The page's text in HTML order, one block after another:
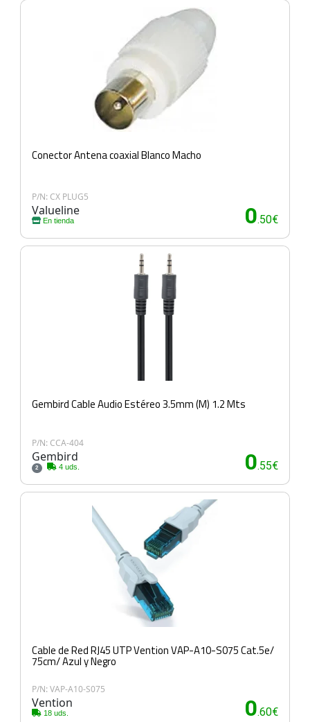
Conector Antena coaxial Blanco Macho
P/N: CX PLUG5
Valueline
En tienda 0.50€
Gembird Cable Audio Estéreo 3.5mm (M) 1.2 Mts
P/N: CCA-404
Gembird
2 4 uds. 0.55€
Cable de Red RJ45 UTP Vention VAP-A10-S075 Cat.5e/
75cm/ Azul y Negro
P/N: VAP-A10-S075
Vention
18 uds. 0.60€